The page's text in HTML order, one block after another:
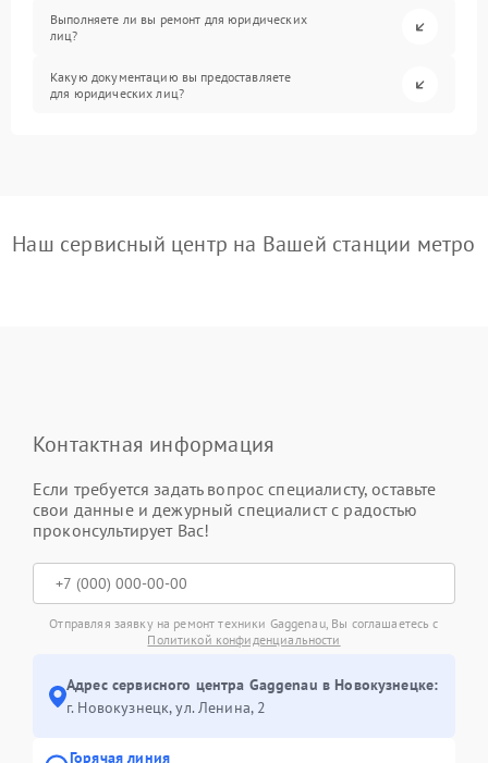
Выполняете ли вы ремонт для юридических
лиц?
Какую документацию вы предоставляете
для юридических лиц?
Наш сервисный центр на Вашей станции метро
Контактная информация
Если требуется задать вопрос специалисту, оставьте
свои данные и дежурный специалист с радостью
проконсультирует Вас!
Отправляя заявку на ремонт техники Gaggenau, Вы соглашаетесь с
Политикой конфиденциальности
Адрес сервисного центра Gaggenau в Новокузнецке:
г. Новокузнецк, ул. Ленина, 2
Горячая линия